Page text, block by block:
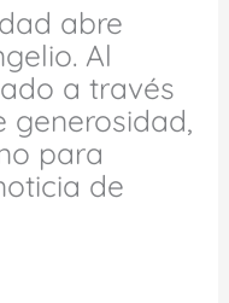
abre
Al
a través
generosidad,
para
de